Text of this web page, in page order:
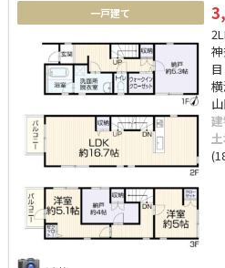
一戸建て
目